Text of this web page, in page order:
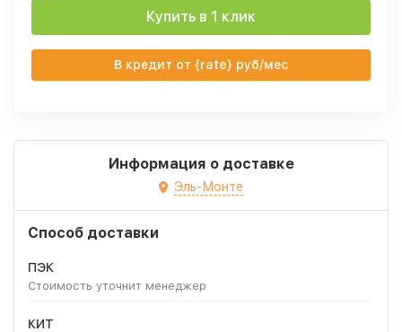
Купить в 1 клик
В кредит от {rate} руб/мес
Информация о доставке
Эль-Монте
Способ доставки
ПЭК
Стоимость уточнит менеджер
КИТ